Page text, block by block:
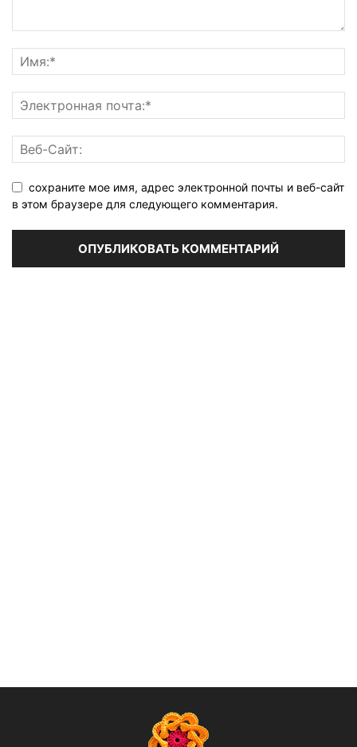
сохраните мое имя, адрес электронной почты и веб-сайт
в этом браузере для следующего комментария.